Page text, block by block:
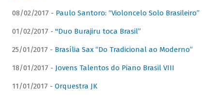
08/02/2017 - Paulo Santoro: “Violoncelo Solo Brasileiro”
01/02/2017 - "Duo Burajiru toca Brasil”
25/01/2017 - Brasília Sax “Do Tradicional ao Moderno”
18/01/2017 - Jovens Talentos do Piano Brasil VIII
11/01/2017 - Orquestra JK